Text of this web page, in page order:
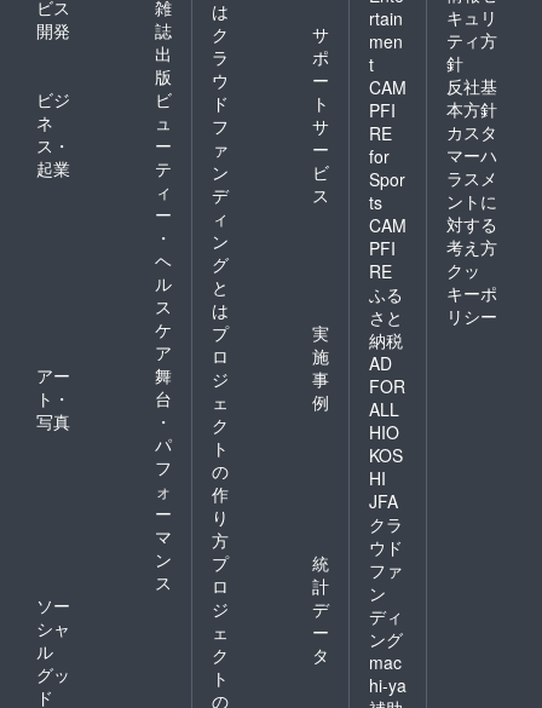
ビス
開発
雑
誌
出
版
ビジ
ネ
ス・
起業
ビ
ュ
ー
テ
ィ
ー
・
ヘ
ル
ス
ケ
ア
アー
ト・
写真
舞
台
・
パ
フ
ォ
ー
マ
ン
ス
ソー
シャ
ル
グッ
ド
は
ク
ラ
ウ
ド
フ
ァ
ン
デ
ィ
ン
グ
と
は
サ
ポ
ー
ト
サ
ー
ビ
ス
プ
ロ
ジ
ェ
ク
ト
の
作
り
方
実
施
事
例
プ
ロ
ジ
ェ
ク
ト
の
統
計
デ
ー
タ
rtain
men
t
CAM
PFI
RE
for
Spor
ts
CAM
PFI
RE
ふる
さと
納税
AD
FOR
ALL
HIO
KOS
HI
JFA
クラ
ウド
ファ
ン
ディ
ング
mac
hi-ya
キュリ
ティ方
針
反社基
本方針
カスタ
マーハ
ラスメ
ントに
対する
考え方
クッ
キーポ
リシー